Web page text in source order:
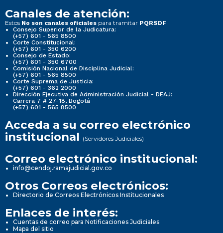
Canales de atención:
Estos No son canales oficiales para tramitar PQRSDF
Consejo Superior de la Judicatura:
(+57) 601 - 565 8500
Corte Constitucional:
(+57) 601 - 350 6200
Consejo de Estado:
(+57) 601 - 350 6700
Comisión Nacional de Disciplina Judicial:
(+57) 601 - 565 8500
Corte Suprema de Justicia:
(+57) 601 - 362 2000
Dirección Ejecutiva de Administración Judicial - DEAJ:
Carrera 7 # 27-18, Bogotá
(+57) 601 - 565 8500
Acceda a su correo electrónico
institucional (Servidores Judiciales)
Correo electrónico institucional:
info@cendoj.ramajudicial.gov.co
Otros Correos electrónicos:
Directorio de Correos Electrónicos Institucionales
Enlaces de interés:
Cuentas de correo para Notificaciones Judiciales
Mapa del sitio